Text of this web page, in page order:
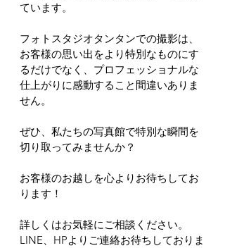
ています。
フォトスタジオタンタンでの撮影は、
お客様の思い出をより特別なものにす
るだけでなく、プロフェッショナルな
仕上がりに感動すること間違いありま
せん。
ぜひ、私たちの写真館で特別な瞬間を
切り取ってみませんか？
お客様のお越しを心よりお待ちしてお
ります！
詳しくはお気軽にご相談ください。
LINE、HPよりご連絡お待ちしておりま